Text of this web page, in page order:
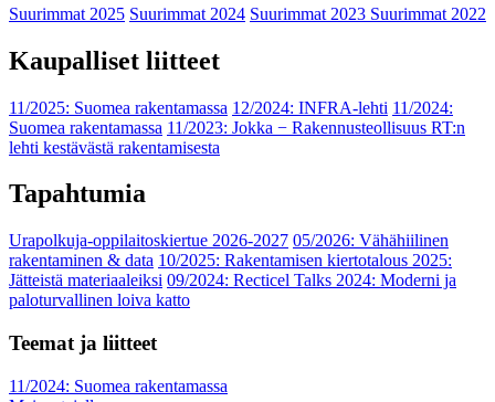
Suurimmat 2025 Suurimmat 2024 Suurimmat 2023 Suurimmat 2022
Kaupalliset liitteet
11/2025: Suomea rakentamassa 12/2024: INFRA-lehti 11/2024:
Suomea rakentamassa 11/2023: Jokka − Rakennusteollisuus RT:n
lehti kestävästä rakentamisesta
Tapahtumia
Urapolkuja-oppilaitoskiertue 2026-2027 05/2026: Vähähiilinen
rakentaminen & data 10/2025: Rakentamisen kiertotalous 2025:
Jätteistä materiaaleiksi 09/2024: Recticel Talks 2024: Moderni ja
paloturvallinen loiva katto
Teemat ja liitteet
11/2024: Suomea rakentamassa